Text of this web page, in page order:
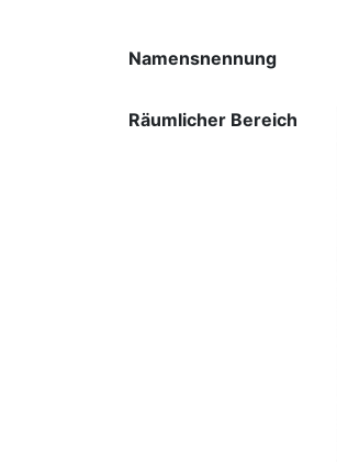
Namensnennung
Räumlicher Bereich